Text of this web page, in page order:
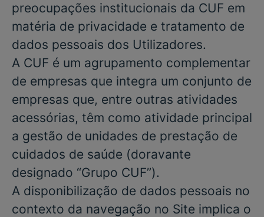
preocupações institucionais da CUF em
matéria de privacidade e tratamento de
dados pessoais dos Utilizadores.
A CUF é um agrupamento complementar
de empresas que integra um conjunto de
empresas que, entre outras atividades
acessórias, têm como atividade principal
a gestão de unidades de prestação de
cuidados de saúde (doravante
designado “Grupo CUF”).
A disponibilização de dados pessoais no
contexto da navegação no Site implica o